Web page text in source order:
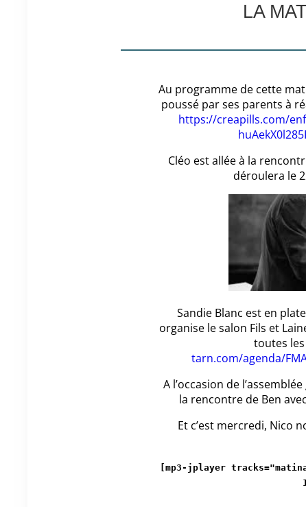
LA
Au programme de cette
poussé par ses parents à
https://creapills.com/
Cléo est allée à la
déroulera le
Sandie Blanc est en
organise le salon Fils et
toutes
tarn.com/agenda/
A l’occasion de
la rencontre de Ben
Et c’est mercredi, Nico
[mp3-jplayer